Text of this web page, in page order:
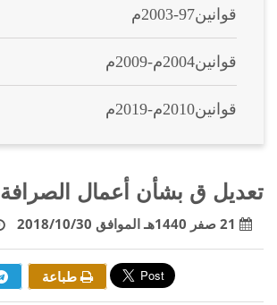
قوانين97-2003م
قوانين2004م-2009م
قوانين2010م-2019م
تعديل ق بشأن أعمال الصرافة
طباعة